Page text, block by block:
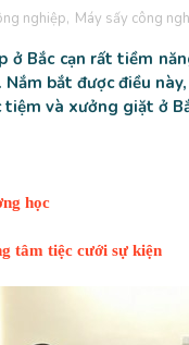
nghiệp, Máy sấy công
ở Bắc cạn rất tiềm
bắt được điều
và xưởng giặt ở
học
tâm tiệc cưới sự kiện